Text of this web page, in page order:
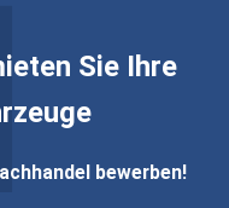
Sie Ihre
bewerben!